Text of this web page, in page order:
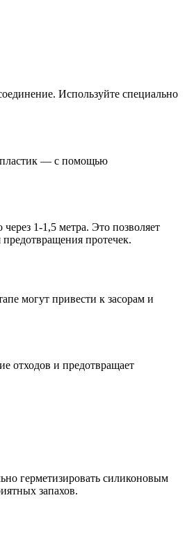
Используйте специально
— с помощью
1-1,5 метра. Это позволяет
протечек.
могут привести к засорам и
отходов и предотвращает
герметизировать силиконовым
запахов.